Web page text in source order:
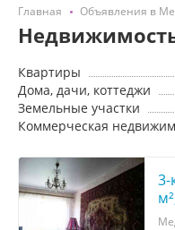
Главная Объявления в
Квартиры
Дома, дачи, коттеджи
Земельные участки
Коммерческая
3-